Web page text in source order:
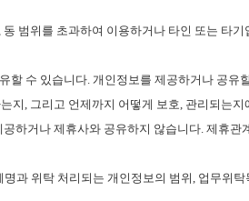
동 범위를 초과하여 이용하거나 타인 또는 타
할 수 있습니다. 개인정보를 제공하거나 공유
지, 그리고 언제까지 어떻게 보호, 관리되는지
하거나 제휴사와 공유하지 않습니다. 제휴관
과 위탁 처리되는 개인정보의 범위, 업무위탁